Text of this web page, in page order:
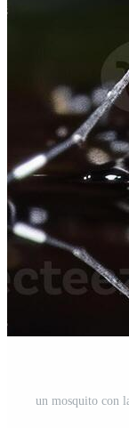
un mosquito con